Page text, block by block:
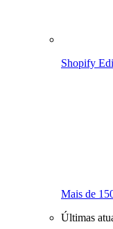
Shopify
Mais de
Últimas